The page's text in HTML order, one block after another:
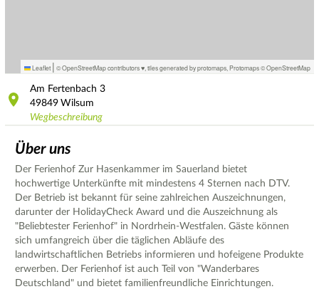
Leaflet | © OpenStreetMap contributors ♥, tiles generated by protomaps Protomaps©OpenStreetMap
Am Fertenbach 3
49849 Wilsum
Wegbeschreibung
Über uns
Der Ferienhof Zur Hasenkammer im Sauerland bietet
hochwertige Unterkünfte mit mindestens 4 Sternen nach DTV.
Der Betrieb ist bekannt für seine zahlreichen Auszeichnungen,
darunter der HolidayCheck Award und die Auszeichnung als
"Beliebtester Ferienhof" in Nordrhein-Westfalen. Gäste können
sich umfangreich über die täglichen Abläufe des
landwirtschaftlichen Betriebs informieren und hofeigene Produkte
erwerben. Der Ferienhof ist auch Teil von "Wanderbares
Deutschland" und bietet familienfreundliche Einrichtungen.